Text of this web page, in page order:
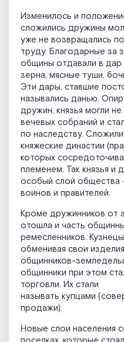
Изменилось и
сложились дружины
уже не возвращались
труду. Благодарные за
общины отдавали в
зерна, мясные туши,
Эти дары, ставшие
назывались данью.
дружин, князья могли
вечевых собраний и
по наследству.
княжеские династии
которых
племенем. Так князья и
особый слой общества
воинов и правителей.
Кроме дружинников от
отошла и часть
ремесленников.
обменивая свои
общинников-
общинники при этом
торговли. Их стали
называть купцами
продажи).
Новые слои населения